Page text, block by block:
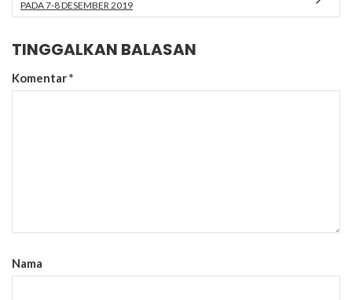
PADA 7-8 DESEMBER 2019
TINGGALKAN BALASAN
Komentar*
Nama